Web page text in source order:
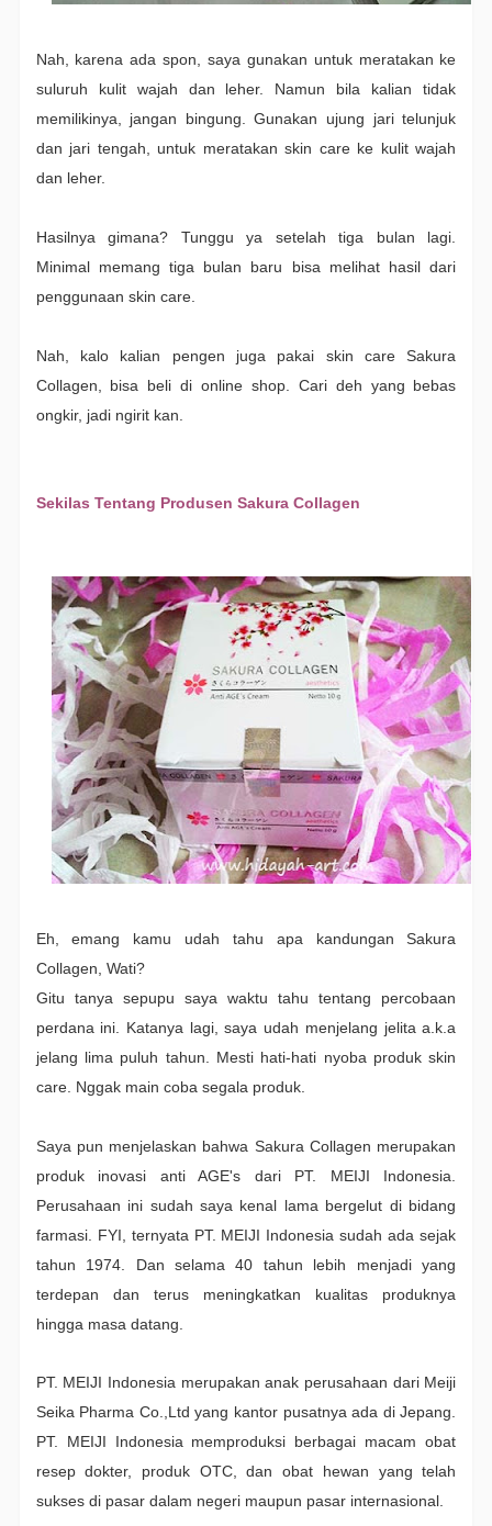
Nah, karena ada spon, saya gunakan untuk meratakan ke
suluruh kulit wajah dan leher. Namun bila kalian tidak
memilikinya, jangan bingung. Gunakan ujung jari telunjuk
dan jari tengah, untuk meratakan skin care ke kulit wajah
dan leher.
Hasilnya gimana? Tunggu ya setelah tiga bulan lagi.
Minimal memang tiga bulan baru bisa melihat hasil dari
penggunaan skin care.
Nah, kalo kalian pengen juga pakai skin care Sakura
Collagen, bisa beli di online shop. Cari deh yang bebas
ongkir, jadi ngirit kan.
Sekilas Tentang Produsen Sakura Collagen
Eh, emang kamu udah tahu apa kandungan Sakura
Collagen, Wati?
Gitu tanya sepupu saya waktu tahu tentang percobaan
perdana ini. Katanya lagi, saya udah menjelang jelita a.k.a
jelang lima puluh tahun. Mesti hati-hati nyoba produk skin
care. Nggak main coba segala produk.
Saya pun menjelaskan bahwa Sakura Collagen merupakan
produk inovasi anti AGE's dari PT. MEIJI Indonesia.
Perusahaan ini sudah saya kenal lama bergelut di bidang
farmasi. FYI, ternyata PT. MEIJI Indonesia sudah ada sejak
tahun 1974. Dan selama 40 tahun lebih menjadi yang
terdepan dan terus meningkatkan kualitas produknya
hingga masa datang.
PT. MEIJI Indonesia merupakan anak perusahaan dari Meiji
Seika Pharma Co.,Ltd yang kantor pusatnya ada di Jepang.
PT. MEIJI Indonesia memproduksi berbagai macam obat
resep dokter, produk OTC, dan obat hewan yang telah
sukses di pasar dalam negeri maupun pasar internasional.